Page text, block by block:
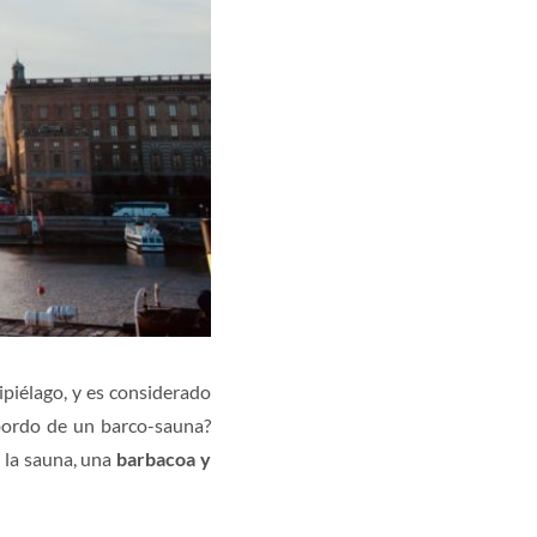
y es considerado
de un barco-sauna?
sauna, una barbacoa y